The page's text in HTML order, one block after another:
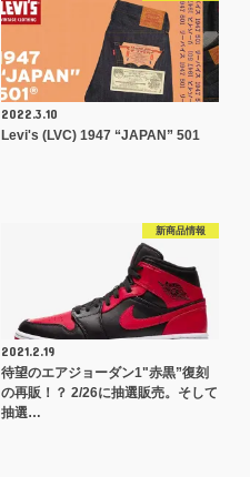
2022.3.10
Levi's (LVC) 1947 “JAPAN” 501
新商品情報
2021.2.19
待望のエアジョーダン1"赤黒”復刻
の再販！？ 2/26に抽選販売。そして
抽選…